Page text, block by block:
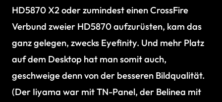
HD5870 X2 oder zumindest einen CrossFire
Verbund zweier HD5870 aufzurüsten, kam das
ganz gelegen, zwecks Eyefinity. Und mehr Platz
auf dem Desktop hat man somit auch,
geschweige denn von der besseren Bildqualität.
(Der Iiyama war mit TN-Panel, der Belinea mit